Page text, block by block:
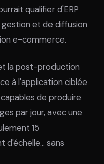
qualifier d'ERP
et de diffusion
e-commerce.
la post-production
à l'application ciblée
de produire
par jour, avec une
15
d'échelle… sans